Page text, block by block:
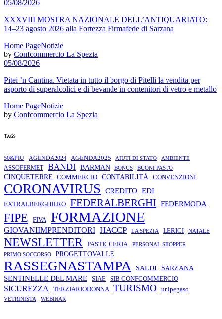
05/08/2026
XXXVIII MOSTRA NAZIONALE DELL’ANTIQUARIATO:
14–23 agosto 2026 alla Fortezza Firmafede di Sarzana
Home PageNotizie
by Confcommercio La Spezia
05/08/2026
Pitei ’n Cantina. Vietata in tutto il borgo di Pitelli la vendita per
asporto di superalcolici e di bevande in contenitori di vetro e metallo
Home PageNotizie
by Confcommercio La Spezia
Tags
50&PIU AGENDA2024 AGENDA2025 AIUTI DI STATO AMBIENTE
ASSOFERMET BANDI BARMAN BONUS BUONI PASTO
CINQUETERRE COMMERCIO CONTABILITÀ CONVENZIONI
CORONAVIRUS CREDITO EDI
EXTRALBERGHIERO FEDERALBERGHI FEDERMODA
FIPE FIVA FORMAZIONE
GIOVANIIMPRENDITORI HACCP LA SPEZIA LERICI NATALE
NEWSLETTER PASTICCERIA PERSONAL SHOPPER
PRIMO SOCCORSO PROGETTOVALLE
RASSEGNASTAMPA SALDI
SARZANA
SENTINELLE DEL MARE SIAE SIB CONFCOMMERCIO
SICUREZZA TERZIARIODONNA TURISMO unipegaso
VETRINISTA WEBINAR